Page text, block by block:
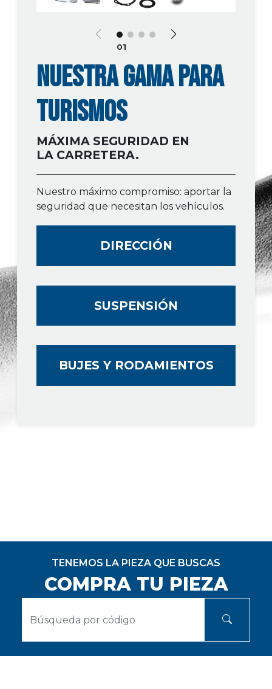
01
NUESTRA GAMA PARA
TURISMOS
MÁXIMA SEGURIDAD EN
LA CARRETERA.
Nuestro máximo compromiso: aportar la
seguridad que necesitan los vehículos.
DIRECCIÓN
SUSPENSIÓN
BUJES Y RODAMIENTOS
TENEMOS LA PIEZA QUE BUSCAS
COMPRA TU PIEZA